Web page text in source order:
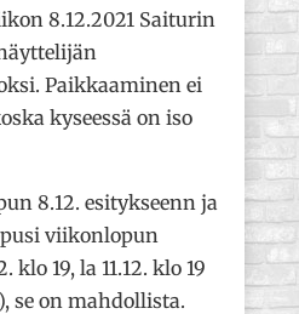
8.12.2021 Saiturin
Paikkaaminen ei
kyseessä on iso
8.12. esitykseenn ja
viikonlopun
klo 19, la 11.12. klo 19
se on mahdollista.